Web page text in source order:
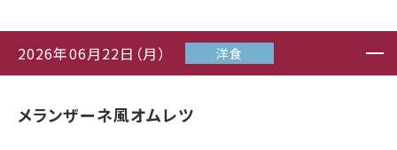
2026年06月22日（月） 洋食
メランザーネ風オムレツ